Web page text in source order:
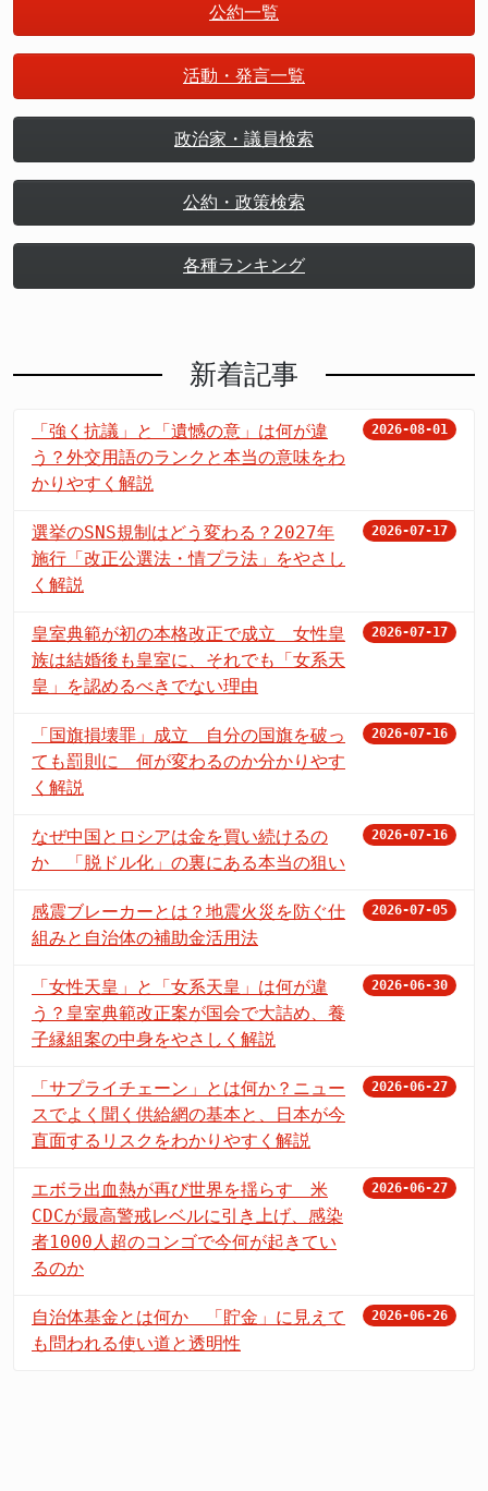
公約一覧
活動・発言一覧
政治家・議員検索
公約・政策検索
各種ランキング
新着記事
「強く抗議」と「遺憾の意」は何が違
う？外交用語のランクと本当の意味をわ
かりやすく解説
2026-08-01
選挙のSNS規制はどう変わる？2027年
施行「改正公選法・情プラ法」をやさし
く解説
2026-07-17
皇室典範が初の本格改正で成立 女性皇
族は結婚後も皇室に、それでも「女系天
皇」を認めるべきでない理由
2026-07-17
「国旗損壊罪」成立 自分の国旗を破っ
ても罰則に 何が変わるのか分かりやす
く解説
2026-07-16
なぜ中国とロシアは金を買い続けるの
か 「脱ドル化」の裏にある本当の狙い
2026-07-16
感震ブレーカーとは？地震火災を防ぐ仕
組みと自治体の補助金活用法
2026-07-05
「女性天皇」と「女系天皇」は何が違
う？皇室典範改正案が国会で大詰め、養
子縁組案の中身をやさしく解説
2026-06-30
「サプライチェーン」とは何か？ニュー
スでよく聞く供給網の基本と、日本が今
直面するリスクをわかりやすく解説
2026-06-27
エボラ出血熱が再び世界を揺らす 米
CDCが最高警戒レベルに引き上げ、感染
者1000人超のコンゴで今何が起きてい
るのか
2026-06-27
自治体基金とは何か 「貯金」に見えて
も問われる使い道と透明性
2026-06-26